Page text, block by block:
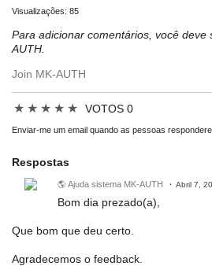
Visualizações: 85
Para adicionar comentários, você deve
AUTH.
Join MK-AUTH
★ ★ ★ ★ ★ VOTOS 0
Enviar-me um email quando as pessoas
Respostas
🌎 Ajuda sistema MK-AUTH Abril 7,
Bom dia prezado(a),
Que bom que deu certo.
Agradecemos o feedback.